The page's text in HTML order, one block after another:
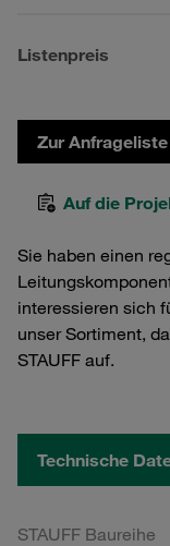
Listenpreis
Zur
Auf die
Sie haben einen
interessieren sich
unser Sortiment,
STAUFF auf.
Technische
STAUFF Baureihe